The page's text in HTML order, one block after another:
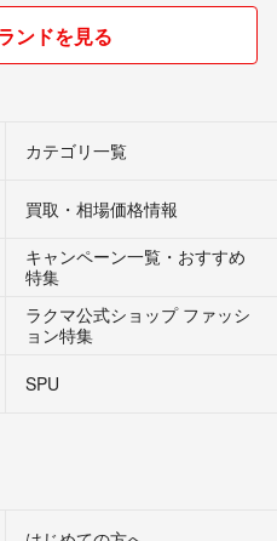
ンドを見る
カテゴリ一覧
買取・相場価格情報
キャンペーン一覧・おすすめ
特集
ラクマ公式ショップ ファッシ
ョン特集
SPU